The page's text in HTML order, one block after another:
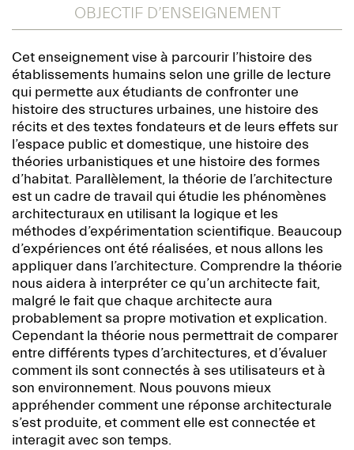
OBJECTIF D’ENSEIGNEMENT
Cet enseignement vise à parcourir l’histoire des
établissements humains selon une grille de lecture
qui permette aux étudiants de confronter une
histoire des structures urbaines, une histoire des
récits et des textes fondateurs et de leurs effets sur
l’espace public et domestique, une histoire des
théories urbanistiques et une histoire des formes
d’habitat. Parallèlement, la théorie de l’architecture
est un cadre de travail qui étudie les phénomènes
architecturaux en utilisant la logique et les
méthodes d’expérimentation scientifique. Beaucoup
d’expériences ont été réalisées, et nous allons les
appliquer dans l’architecture. Comprendre la théorie
nous aidera à interpréter ce qu’un architecte fait,
malgré le fait que chaque architecte aura
probablement sa propre motivation et explication.
Cependant la théorie nous permettrait de comparer
entre différents types d’architectures, et d’évaluer
comment ils sont connectés à ses utilisateurs et à
son environnement. Nous pouvons mieux
appréhender comment une réponse architecturale
s’est produite, et comment elle est connectée et
interagit avec son temps.